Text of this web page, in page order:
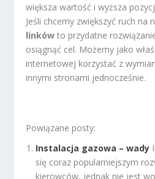
większa wartość i wyższa
Jeśli chcemy zwiększyć ruch na
linków to przydatne
osiągnąć cel. Możemy jako
internetowej korzystać z
innymi stronami jednocześnie.
Powiązane posty:
Instalacja gazowa – wady
się coraz popularniejszym
kierowców, jednak nie jest